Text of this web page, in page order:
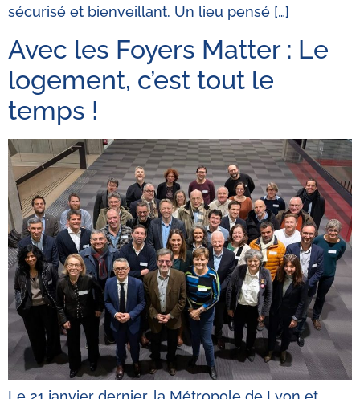
sécurisé et bienveillant. Un lieu pensé […]
Avec les Foyers Matter : Le
logement, c’est tout le
temps !